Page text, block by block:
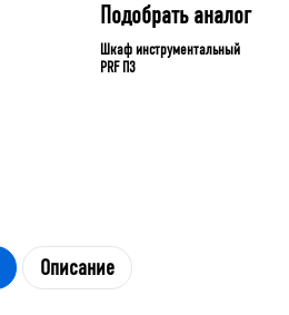
Подобрать аналог
Шкаф инструментальный
PRF П3
Описание